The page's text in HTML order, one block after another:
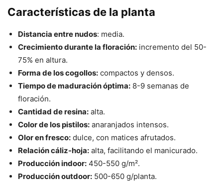
Características de la planta
Distancia entre nudos: media.
Crecimiento durante la floración: incremento del 50-
75% en altura.
Forma de los cogollos: compactos y densos.
Tiempo de maduración óptima: 8-9 semanas de
floración.
Cantidad de resina: alta.
Color de los pistilos: anaranjados intensos.
Olor en fresco: dulce, con matices afrutados.
Relación cáliz-hoja: alta, facilitando el manicurado.
Producción indoor: 450-550 g/m².
Producción outdoor: 500-650 g/planta.